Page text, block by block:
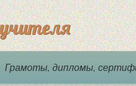
Грамоты, дипломы,